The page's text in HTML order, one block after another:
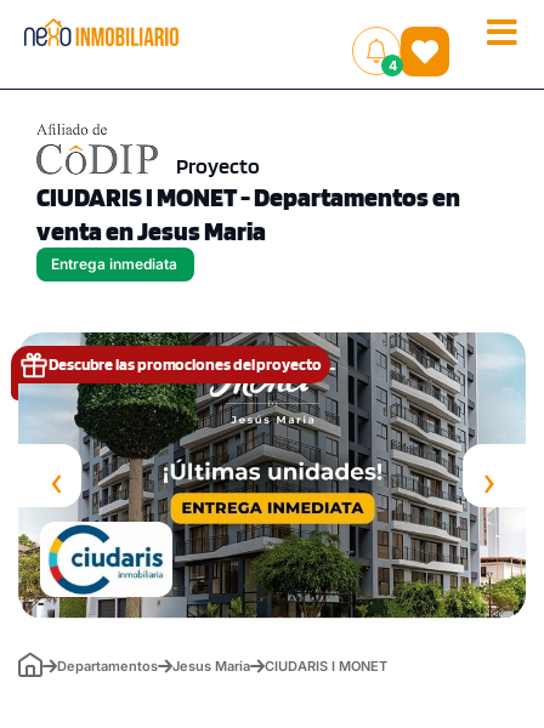
Toggle
4
()
Proyecto
CIUDARIS I MONET - Departamentos en
venta en Jesus Maria
Entrega inmediata
‹ ›
Descubre las promociones del proyecto
Departamentos Jesus Maria CIUDARIS I MONET